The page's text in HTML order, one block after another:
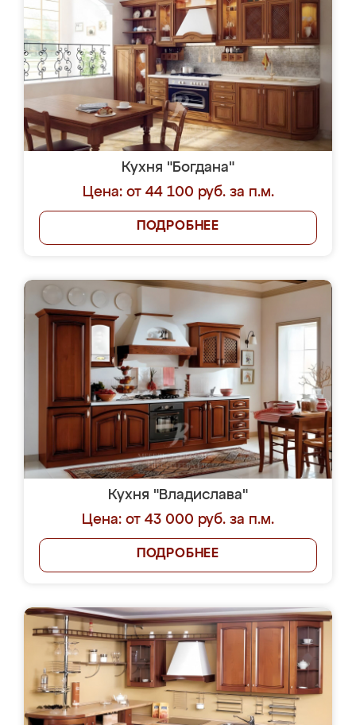
Кухня "Богдана"
Цена: от 44 100 руб. за п.м.
ПОДРОБНЕЕ
Кухня "Владислава"
Цена: от 43 000 руб. за п.м.
ПОДРОБНЕЕ